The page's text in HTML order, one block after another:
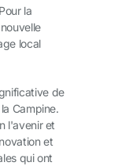
la
local
de
Campine.
l'avenir et
et
qui ont